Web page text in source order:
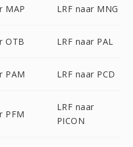
MAP LRF naar MNG
OTB LRF naar PAL
PAM LRF naar PCD
PFM
LRF naar
PICON